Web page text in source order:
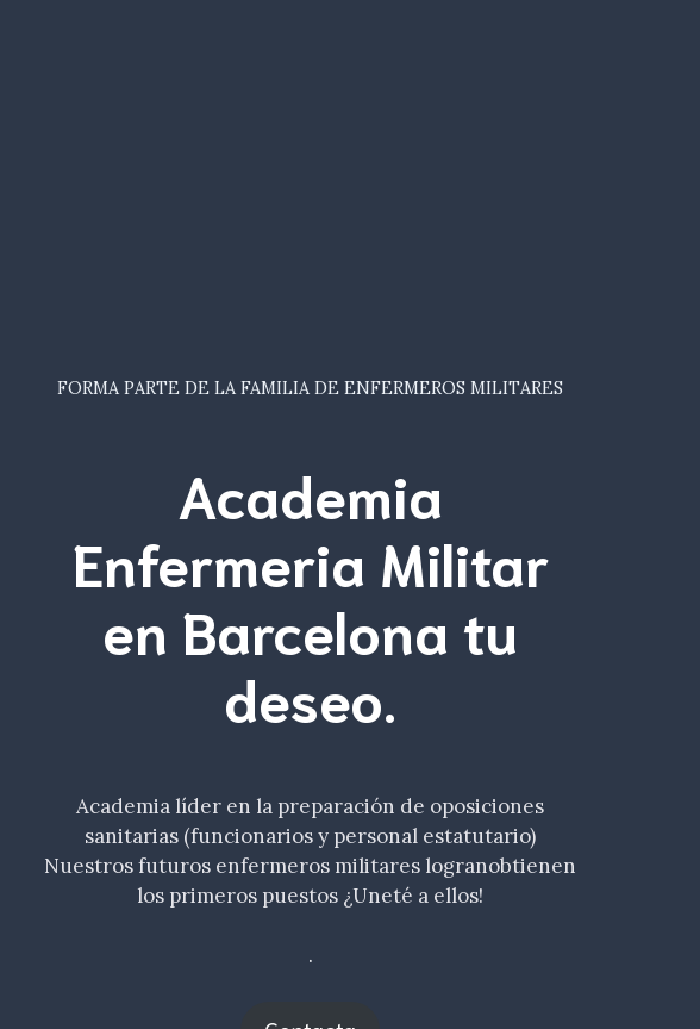
FORMA PARTE DE LA FAMILIA DE ENFERMEROS MILITARES
Academia
Enfermeria Militar
en Barcelona tu
deseo.
Academia líder en la preparación de oposiciones
sanitarias (funcionarios y personal estatutario)
Nuestros futuros enfermeros militares logranobtienen
los primeros puestos ¿Uneté a ellos!
.